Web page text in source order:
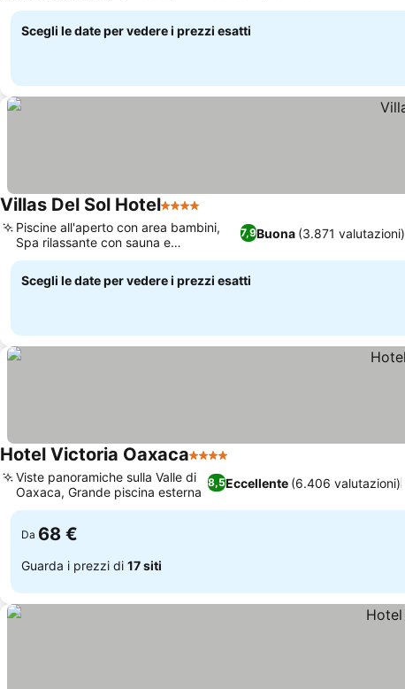
Scegli le date per vedere i prezzi esatti
Villas Del Sol Hotel4 Stelle
7,9Buona (3.871 valutazioni)
Piscine all'aperto con area bambini,
Spa rilassante con sauna e
Gradierwerk
Scegli le date per vedere i prezzi esatti
Hotel Victoria Oaxaca4 Stelle
8,5Eccellente (6.406 valutazioni)
Viste panoramiche sulla Valle di
Oaxaca, Grande piscina esterna
Da 68 €
Guarda i prezzi di 17 siti